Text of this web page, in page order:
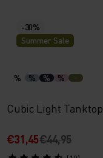
-30%
Summer Sale
% % % %
Cubic Light Tanktop
€31,45€44,95